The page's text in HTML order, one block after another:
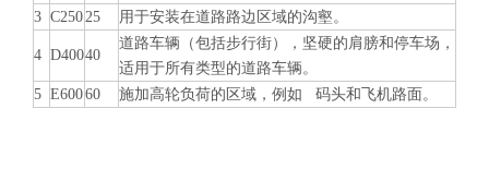
3 C25025 用于安装在道路路边区域的沟壑。
4 D40040
道路车辆（包括步行街），坚硬的肩膀和停车场，
适用于所有类型的道路车辆。
5 E60060 施加高轮负荷的区域，例如 码头和飞机路面。